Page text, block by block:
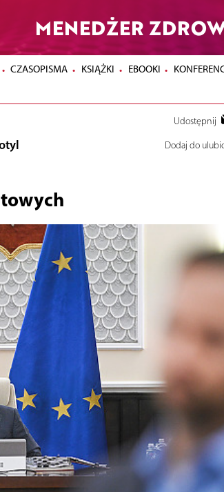
MENEDŻER
CZASOPISMA KSIĄŻKI EBOOKI
Udostępnij
Dodaj do